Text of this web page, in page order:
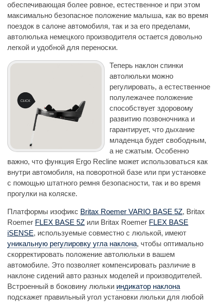
обеспечивающая более ровное, естественное и при этом
максимально безопасное положение малыша, как во время
поездок в салоне автомобиля, так и за его пределами,
автолюлька немецкого производителя остается довольно
легкой и удобной для переноски.
Теперь наклон спинки
автолюльки можно
регулировать, а естественное
полулежачее положение
способствует здоровому
развитию позвоночника и
гарантирует, что дыхание
младенца будет свободным,
а не сжатым. Особенно
важно, что функция Ergo Recline может использоваться как
внутри автомобиля, на поворотной базе или при установке
с помощью штатного ремня безопасности, так и во время
прогулки на коляске.
Платформы изофикс Britax Roemer VARIO BASE 5Z, Britax
Roemer FLEX BASE 5Z или Britax Roemer FLEX BASE
iSENSE, используемые совместно с люлькой, имеют
уникальную регулировку угла наклона, чтобы оптимально
скорректировать положение автолюльки в вашем
автомобиле. Это позволяет компенсировать различие в
наклоне сидений авто разных моделей и производителей.
Встроенный в боковину люльки индикатор наклона
подскажет правильный угол установки люльки для любой